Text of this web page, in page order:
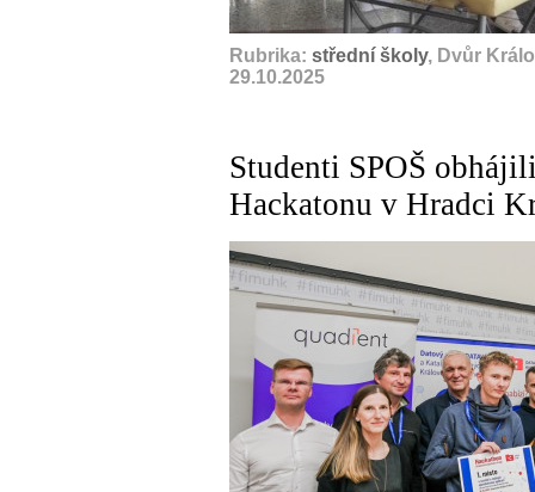
Rubrika: střední školy, Dvůr
29.10.2025
Studenti SPOŠ
Hackatonu v Hradci